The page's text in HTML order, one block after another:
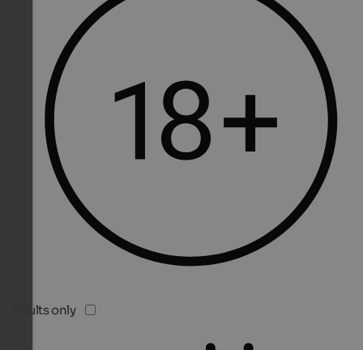
Adults only